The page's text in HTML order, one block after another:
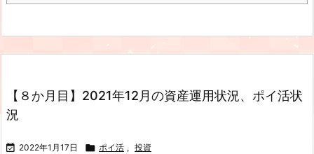
【８か月目】2021年12月の資産運用状況、ポイ活状
況
 2022年1月17日  ポイ活 , 投資